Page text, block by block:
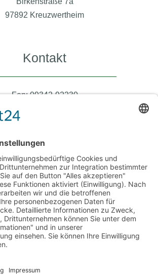
97892 Kreuzwertheim
Kontakt
Fon: 09342-92230
Fax: 09342-922340
ruehrschneck.de
Öffnungszeiten
Donnerstag 08:00 – 17:00 Uhr
08:00 – 12:30 Uhr